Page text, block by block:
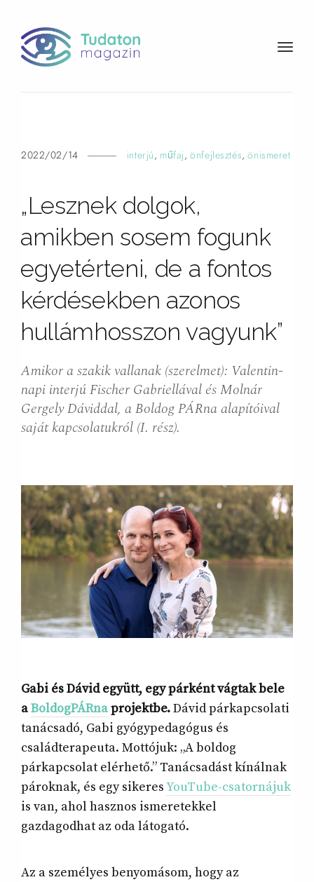
t
n
2022/02/14 interjú, műfaj,önfejlesztés,önismeret
„Lesznek dolgok,
amikben sosem fogunk
egyetérteni, de a fontos
kérdésekben azonos
hullámhosszon vagyunk”
Amikor a szakik vallanak (szerelmet): Valentin-
napi interjú Fischer Gabriellával és Molnár
Gergely Dáviddal, a Boldog PÁRna alapítóival
saját kapcsolatukról (I. rész).
Gabi és Dávid együtt, egy párként vágtak bele
aBoldogPÁRnaprojektbe.Dávid párkapcsolati
tanácsadó, Gabi gyógypedagógus és
családterapeuta. Mottójuk: „A boldog
párkapcsolat elérhető.” Tanácsadást kínálnak
pároknak, és egy sikeresYouTube-csatornájuk
is van, ahol hasznos ismeretekkel
gazdagodhat az oda látogató.
Az a személyes benyomásom, hogy az